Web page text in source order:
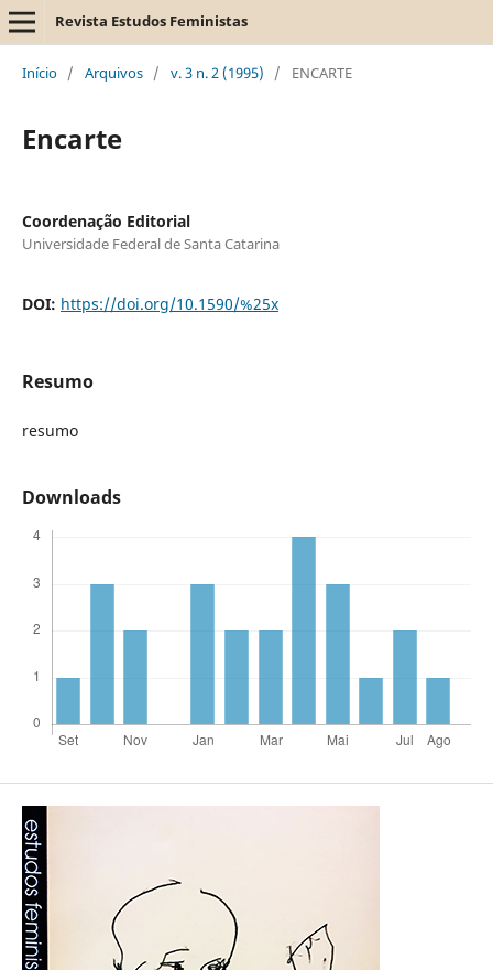
Revista Estudos Feministas
Início / Arquivos / v. 3 n. 2 (1995) / ENCARTE
Encarte
Coordenação Editorial
Universidade Federal de Santa Catarina
DOI: https://doi.org/10.1590/%25x
Resumo
resumo
Downloads